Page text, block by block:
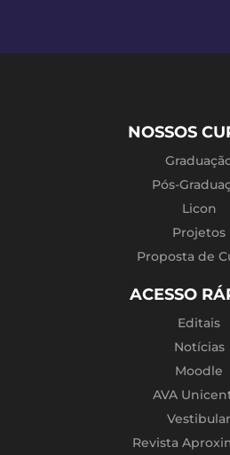
NOSSOS
Pós-
Licon
Projetos
Proposta de
ACESSO
Editais
Notícias
Moodle
AVA
Vestibular
Revista